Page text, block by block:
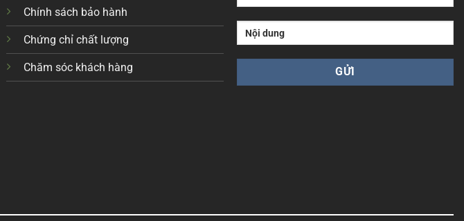
Chính sách bảo hành
Chứng chỉ chất lượng
Chăm sóc khách hàng